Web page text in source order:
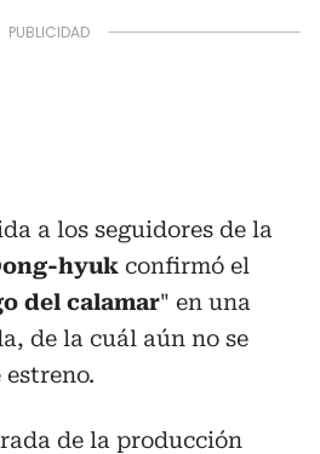
a los seguidores de la
hyuk confirmó el
del calamar" en una
de la cuál aún no se
estreno.
de la producción